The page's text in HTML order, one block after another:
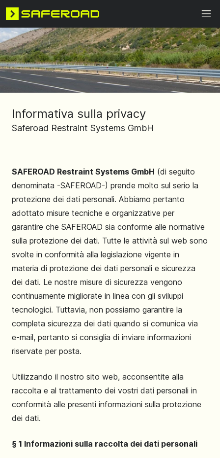
Informativa sulla privacy
Saferoad Restraint Systems GmbH
SAFEROAD Restraint Systems GmbH (di seguito
denominata -SAFEROAD-) prende molto sul serio la
protezione dei dati personali. Abbiamo pertanto
adottato misure tecniche e organizzative per
garantire che SAFEROAD sia conforme alle normative
sulla protezione dei dati. Tutte le attività sul web sono
svolte in conformità alla legislazione vigente in
materia di protezione dei dati personali e sicurezza
dei dati. Le nostre misure di sicurezza vengono
continuamente migliorate in linea con gli sviluppi
tecnologici. Tuttavia, non possiamo garantire la
completa sicurezza dei dati quando si comunica via
e-mail, pertanto si consiglia di inviare informazioni
riservate per posta.
Utilizzando il nostro sito web, acconsentite alla
raccolta e al trattamento dei vostri dati personali in
conformità alle presenti informazioni sulla protezione
dei dati.
§ 1 Informazioni sulla raccolta dei dati personali